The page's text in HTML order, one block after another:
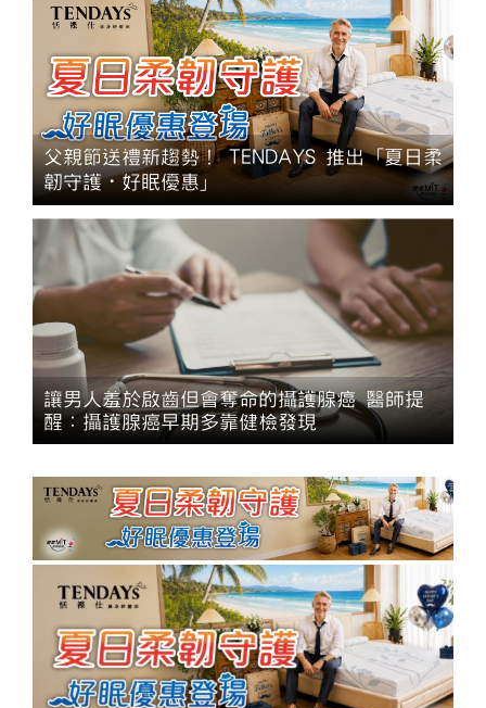
父親節送禮新趨勢！ TENDAYS 推出「夏日柔
韌守護・好眠優惠」
讓男人羞於啟齒但會奪命的攝護腺癌 醫師提
醒：攝護腺癌早期多靠健檢發現